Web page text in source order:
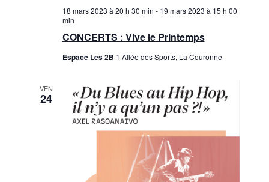
CONCERTS : Vive le Printemps
18 mars 2023 à 20 h 30 min - 19 mars 2023 à 15 h 00
min
Espace Les 2B 1 Allée des Sports, La Couronne
VEN
24